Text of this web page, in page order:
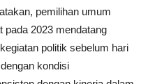
pemilihan umum
pada 2023 mendatang
politik sebelum hari
kondisi